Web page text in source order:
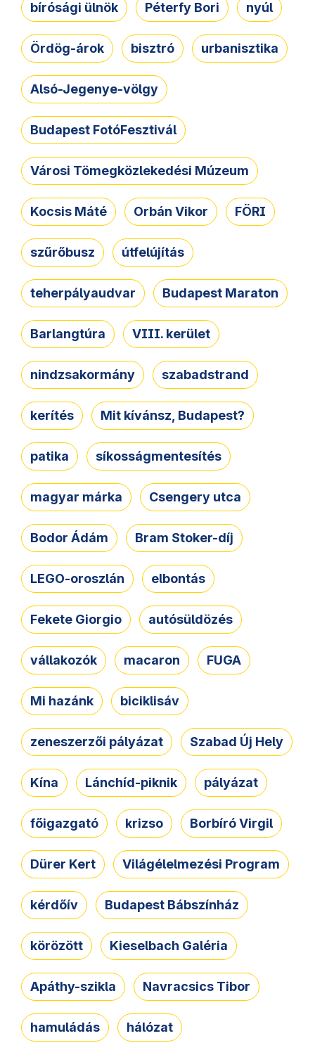
bírósági ülnök Péterfy Bori nyúl
Ördög-árok bisztró urbanisztika
Alsó-Jegenye-völgy
Budapest FotóFesztivál
Városi Tömegközlekedési Múzeum
Kocsis Máté Orbán Vikor FÖRI
szűrőbusz útfelújítás
teherpályaudvar Budapest Maraton
Barlangtúra VIII. kerület
nindzsakormány szabadstrand
kerítés Mit kívánsz, Budapest?
patika síkosságmentesítés
magyar márka Csengery utca
Bodor Ádám Bram Stoker-díj
LEGO-oroszlán elbontás
Fekete Giorgio autósüldözés
vállakozók macaron FUGA
Mi hazánk biciklisáv
zeneszerzői pályázat Szabad Új Hely
Kína Lánchíd-piknik pályázat
főigazgató krizso Borbíró Virgil
Dürer Kert Világélelmezési Program
kérdőív Budapest Bábszínház
körözött Kieselbach Galéria
Apáthy-szikla Navracsics Tibor
hamuládás hálózat